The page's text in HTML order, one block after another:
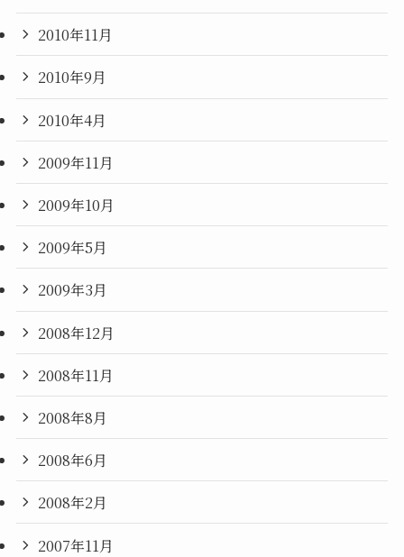
2010年11月
2010年9月
2010年4月
2009年11月
2009年10月
2009年5月
2009年3月
2008年12月
2008年11月
2008年8月
2008年6月
2008年2月
2007年11月